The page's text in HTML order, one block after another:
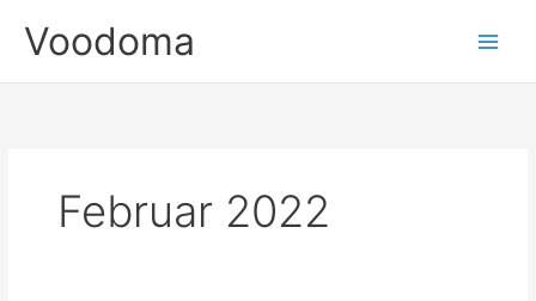
InhaltVoodoma
Februar 2022